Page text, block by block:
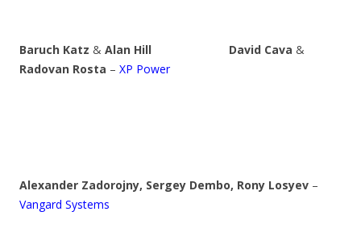
Baruch Katz & Alan Hill David Cava &
Radovan Rosta – XP Power
Alexander Zadorojny, Sergey Dembo, Rony Losyev –
Vangard Systems